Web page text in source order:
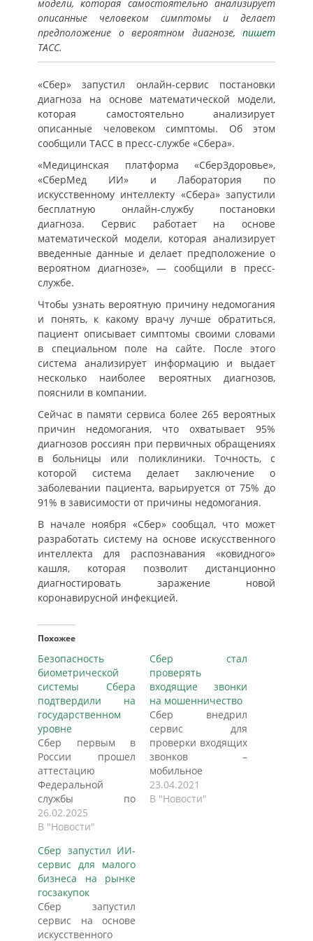
модели, которая самостоятельно анализирует
описанные человеком симптомы и делает
предположение о вероятном диагнозе, пишет
ТАСС.
«Сбер» запустил онлайн-сервис постановки
диагноза на основе математической модели,
которая самостоятельно анализирует
описанные человеком симптомы. Об этом
сообщили ТАСС в пресс-службе «Сбера».
«Медицинская платформа «СберЗдоровье»,
«СберМед ИИ» и Лаборатория по
искусственному интеллекту «Сбера» запустили
бесплатную онлайн-службу постановки
диагноза. Сервис работает на основе
математической модели, которая анализирует
введенные данные и делает предположение о
вероятном диагнозе», — сообщили в пресс-
службе.
Чтобы узнать вероятную причину недомогания
и понять, к какому врачу лучше обратиться,
пациент описывает симптомы своими словами
в специальном поле на сайте. После этого
система анализирует информацию и выдает
несколько наиболее вероятных диагнозов,
пояснили в компании.
Сейчас в памяти сервиса более 265 вероятных
причин недомогания, что охватывает 95%
диагнозов россиян при первичных обращениях
в больницы или поликлиники. Точность, с
которой система делает заключение о
заболевании пациента, варьируется от 75% до
91% в зависимости от причины недомогания.
В начале ноября «Сбер» сообщал, что может
разработать систему на основе искусственного
интеллекта для распознавания «ковидного»
кашля, которая позволит дистанционно
диагностировать заражение новой
коронавирусной инфекцией.
Похожее
Безопасность
биометрической
системы Сбера
подтвердили на
государственном
уровне
Сбер первым в
России прошел
аттестацию
Федеральной
службы по
техническому и
экспортному
которая
подтвердила, что
биометрическая
система банка
соответствует
требованиям
26.02.2025
В "Новости"
Сбер стал
проверять
входящие звонки
на мошенничество
Сбер внедрил
сервис для
проверки входящих
звонков –
мобильное
приложение
СберБанк Онлайн
23.04.2021
В "Новости"
Сбер запустил ИИ-
сервис для малого
бизнеса на рынке
госзакупок
Сбер запустил
сервис на основе
искусственного